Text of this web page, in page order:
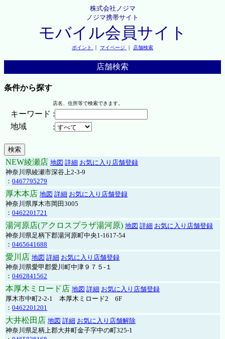
株式会社ノジマ
ノジマ携帯サイト
モバイル会員サイト
ポイント ｜ マイページ ｜ 店舗検索
店舗検索
条件から探す
店名、住所等で検索できます。
キーワード :
地域
:
NEW綾瀬店 地図 詳細 お気に入り店舗登録
神奈川県綾瀬市深谷上2-3-9
： 0467795279
厚木本店 地図 詳細 お気に入り店舗登録
神奈川県厚木市岡田3005
： 0462201721
湯河原店(アクロスプラザ湯河原) 地図 詳細 お気に入り店舗登録
神奈川県足柄下郡湯河原町中央1-1617-54
： 0465641688
愛川店 地図 詳細 お気に入り店舗登録
神奈川県愛甲郡愛川町中津９７５-１
： 0462841562
本厚木ミロード店 地図 詳細 お気に入り店舗登録
厚木市中町2-2-1 本厚木ミロード2 6F
： 0462201201
大井松田店 地図 詳細 お気に入り店舗解除
神奈川県足柄上郡大井町金子字中の町325-1